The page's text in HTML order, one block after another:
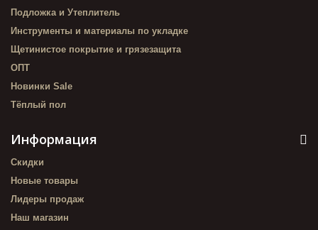
Подложка и Утеплитель
Инструменты и материалы по укладке
Щетинистое покрытие и грязезащита
ОПТ
Новинки Sale
Тёплый пол
Информация
Скидки
Новые товары
Лидеры продаж
Наш магазин